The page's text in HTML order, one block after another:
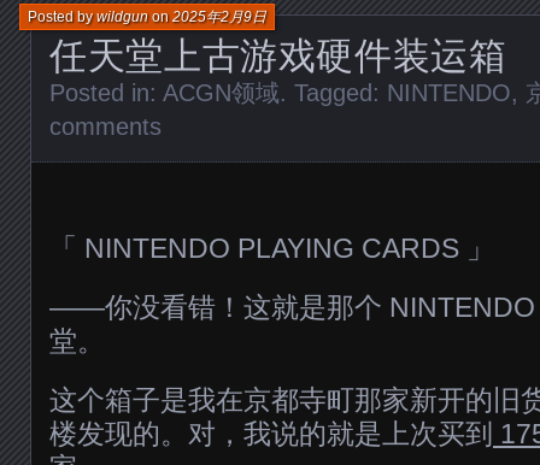
任天堂上古游戏硬件装运箱
Posted bywildgunon2025年2月9日
Posted in: ACGN领域. Tagged: NINTENDO,
comments
「 NINTENDO PLAYING CARDS 」
——你没看错！这就是那个
堂。
这个箱子是我在京都寺町那家新开的旧
楼发现的。对，我说的就是上次买到